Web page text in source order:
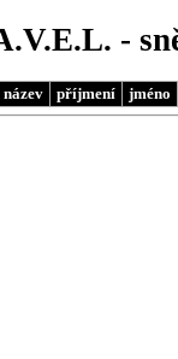
-
název příjmení jméno